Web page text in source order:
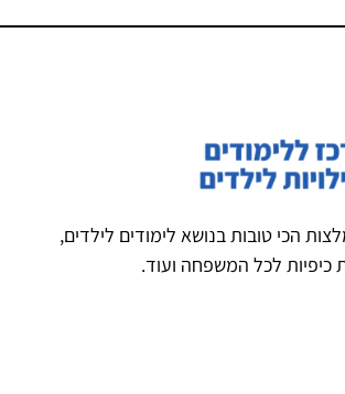
הכי טובות בנושא לימודים לילדים,
כיפיות לכל המשפחה ועוד.